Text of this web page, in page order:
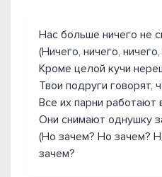
Нас больше ничего не
(Ничего, ничего,
Кроме целой кучи
Твои подруги говорят,
Все их парни работают
Они снимают однушку
(Но зачем? Но зачем?
зачем?